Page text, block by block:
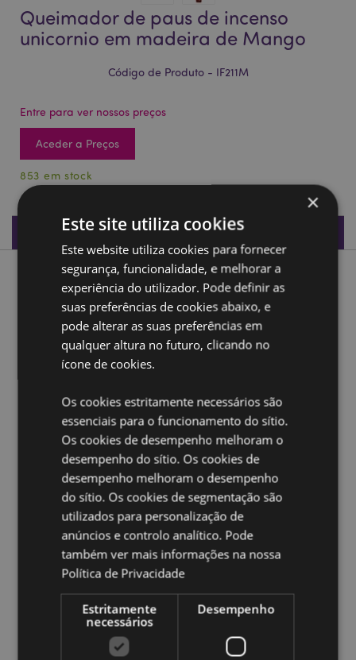
Queimador de paus de incenso
unicornio em madeira de Mango
Código de Produto - IF211M
Entre para ver nossos preços
Aceder a Preços
853 em stock
Especificações do Produto
Descrição do Produto
Queimador de paus de incenso unicornio em madeira de
Material:Madeira de Mango e Metal
Ampliar informação:
Quer saber mais acerca de comprar na Puckator?
a nossaGuia de informação para o cliente.
Caracteristicas do Produto
Informação
Altura 0.5cm Largura 26cm Profundidade
5055071793653
500
0.029000
×
Este site utiliza cookies
Este website utiliza cookies para fornecer
segurança, funcionalidade, e melhorar a
experiência do utilizador. Pode definir as
suas preferências de cookies abaixo, e
pode alterar as suas preferências em
qualquer altura no futuro, clicando no
ícone de cookies.
Os cookies estritamente necessários são
essenciais para o funcionamento do sítio.
Os cookies de desempenho melhoram o
desempenho do sítio. Os cookies de
desempenho melhoram o desempenho
do sítio. Os cookies de segmentação são
utilizados para personalização de
anúncios e controlo analítico. Pode
também ver mais informações na nossa
Política de Privacidade
Estritamente
necessários
Desempenho